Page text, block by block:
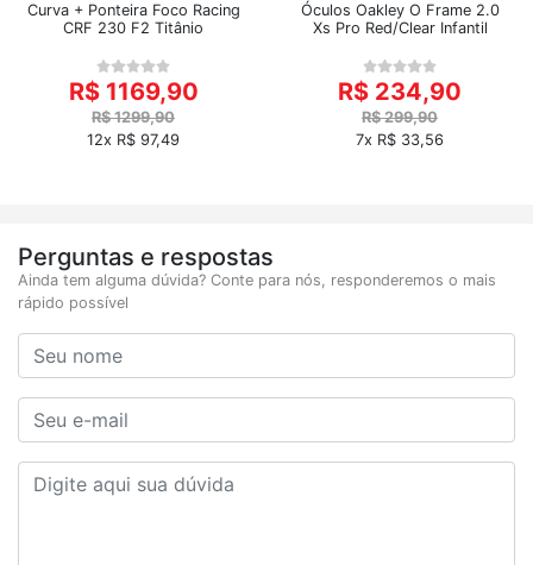
Curva + Ponteira Foco Racing
CRF 230 F2 Titânio
R$ 1169,90
R$ 1299,90
12x R$ 97,49
Óculos Oakley O Frame 2.0
Xs Pro Red/Clear Infantil
R$ 234,90
R$ 299,90
7x R$ 33,56
Perguntas e respostas
Ainda tem alguma dúvida? Conte para nós, responderemos o mais
rápido possível